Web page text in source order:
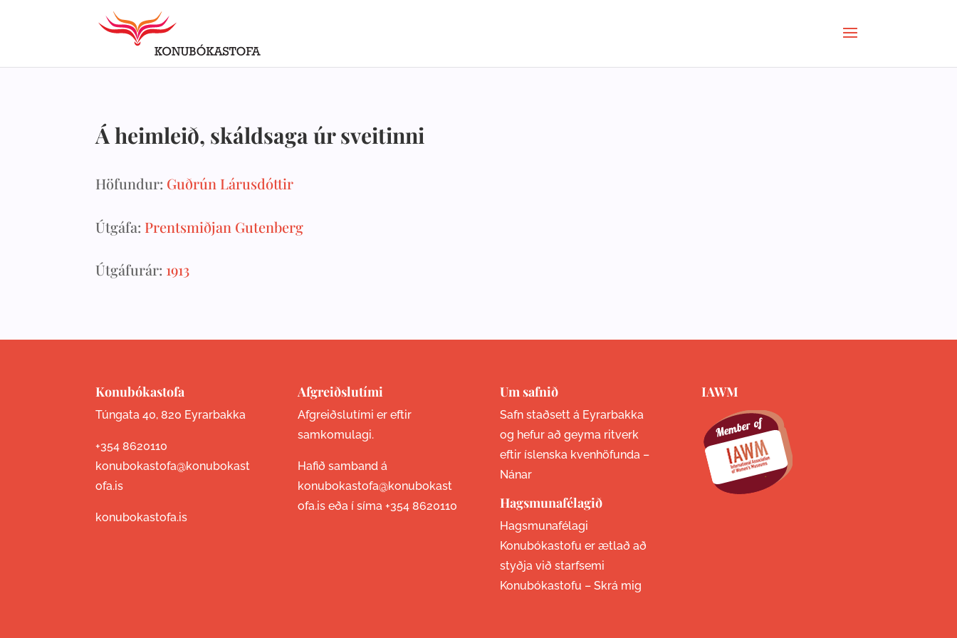
Á heimleið, skáldsaga úr sveitinni
Höfundur: Guðrún Lárusdóttir
Útgáfa: Prentsmiðjan Gutenberg
Útgáfurár: 1913
Konubókastofa
Túngata 40, 820 Eyrarbakka
+354 8620110
konubokastofa@konubokast
ofa.is
konubokastofa.is
Afgreiðslutími
Afgreiðslutími er eftir
samkomulagi.
Hafið samband á
konubokastofa@konubokast
ofa.is eða í síma +354 8620110
Um safnið
Safn staðsett á Eyrarbakka
og hefur að geyma ritverk
eftir íslenska kvenhöfunda –
Nánar
Hagsmunafélagið
Hagsmunafélagi
Konubókastofu er ætlað að
styðja við starfsemi
Konubókastofu – Skrá mig
IAWM